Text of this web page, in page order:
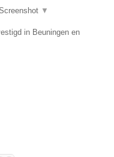
▼
in Beuningen en